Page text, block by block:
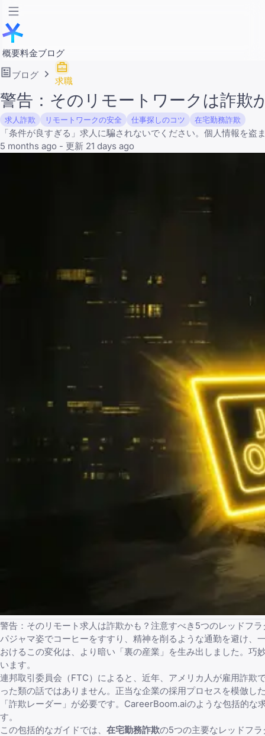
概要料金ブログ
ブログ
求職
警告：そのリモートワークは詐欺
求人詐欺 リモートワークの安全 仕事探しのコツ 在宅勤務詐欺
「条件が良すぎる」求人に騙されないでください。個人情報を
5 months ago - 更新 21 days ago
警告：そのリモート求人は詐欺かも？注意すべき5つのレッドフ
パジャマ姿でコーヒーをすすり、精神を削るような通勤を避け
おけるこの変化は、より暗い「裏の産業」を生み出しました。巧
います。
連邦取引委員会（FTC） によると、近年、アメリカ人が雇用詐欺
った類の話ではありません。正当な企業の採用プロセスを模倣
「詐欺レーダー」が必要です。 CareerBoom.aiのような包括的な
す。
この包括的なガイドでは、 在宅勤務詐欺の5つの主要なレッドフ